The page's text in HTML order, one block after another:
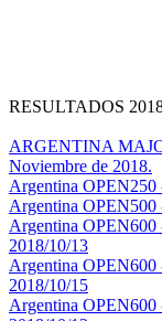
RESULTADOS
ARGENTINA
Noviembre de 2018.
Argentina OPEN250
Argentina OPEN500
Argentina OPEN600
2018/10/13
Argentina OPEN600
2018/10/15
Argentina OPEN600